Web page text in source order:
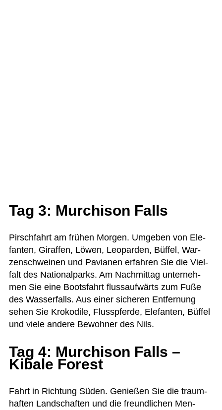
Tag 3: Murchison Falls
Pirsch­fahrt am frü­hen Mor­gen. Umge­ben von Ele­
fan­ten, Giraf­fen, Löwen, Leo­par­den, Büf­fel, War­
zen­schwei­nen und Pavia­nen erfah­ren Sie die Viel­
falt des Natio­nal­parks. Am Nach­mit­tag unter­neh­
men Sie eine Boots­fahrt fluss­auf­wärts zum Fuße
des Was­ser­falls. Aus einer siche­ren Ent­fer­nung
sehen Sie Kro­ko­dile, Fluss­pferde, Ele­fan­ten, Büf­fel
und viele andere Bewoh­ner des Nils.
Tag 4: Murchison Falls –
Kibale Forest
Fahrt in Rich­tung Süden. Genie­ßen Sie die traum­
haf­ten Land­schaf­ten und die freund­li­chen Men­